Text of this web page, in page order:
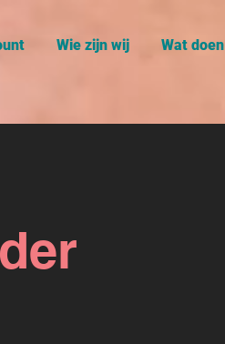
Wie zijn wij Wat